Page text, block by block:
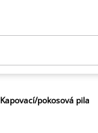
Kapovací/pokosová pila